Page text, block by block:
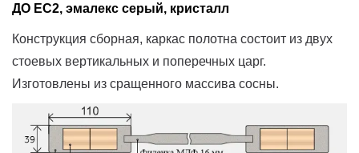
ДО EC2, эмалекс серый, кристалл
Конструкция сборная, каркас полотна состоит из двух
стоевых вертикальных и поперечных царг.
Изготовлены из сращенного массива сосны.